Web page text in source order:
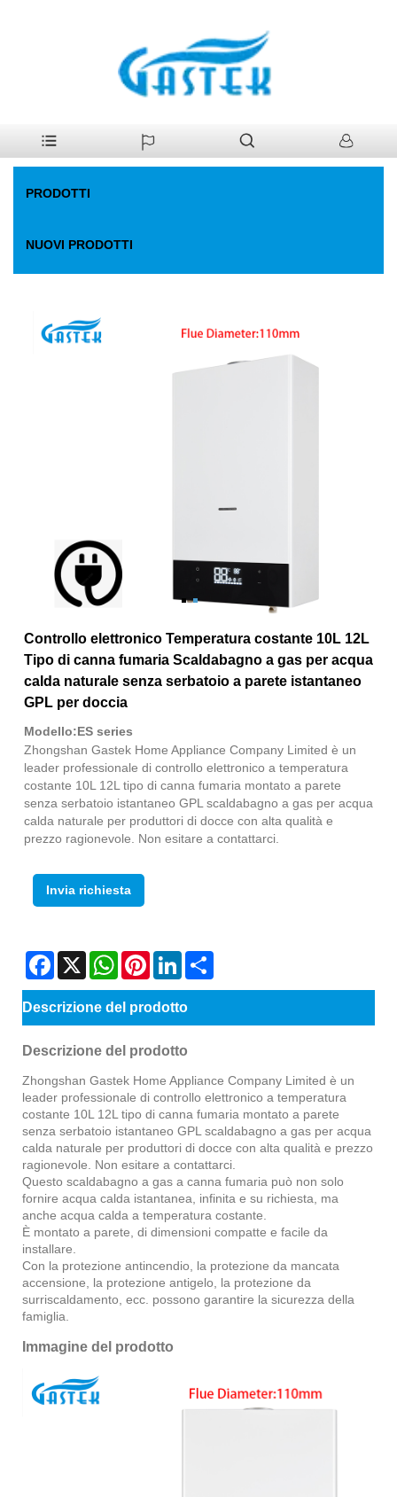
Temp costante alimentata
dall'elettricità di cannoni. Sallo di acqua a gas
PRODOTTI
NUOVI PRODOTTI
Controllo elettronico Temperatura costante 10L 12L
Tipo di canna fumaria Scaldabagno a gas per acqua
calda naturale senza serbatoio a parete istantaneo
GPL per doccia
Modello:ES series
Zhongshan Gastek Home Appliance Company Limited è un
leader professionale di controllo elettronico a temperatura
costante 10L 12L tipo di canna fumaria montato a parete
senza serbatoio istantaneo GPL scaldabagno a gas per acqua
calda naturale per produttori di docce con alta qualità e
prezzo ragionevole. Non esitare a contattarci.
Invia richiesta
Facebook
X WhatsAppPinterestLinkedIn
Descrizione del prodotto
Descrizione del prodotto
Zhongshan Gastek Home Appliance Company Limited è un
leader professionale di controllo elettronico a temperatura
costante 10L 12L tipo di canna fumaria montato a parete
senza serbatoio istantaneo GPL scaldabagno a gas per acqua
calda naturale per produttori di docce con alta qualità e prezzo
ragionevole. Non esitare a contattarci.
Questo scaldabagno a gas a canna fumaria può non solo
fornire acqua calda istantanea, infinita e su richiesta, ma
anche acqua calda a temperatura costante.
È montato a parete, di dimensioni compatte e facile da
installare.
Con la protezione antincendio, la protezione da mancata
accensione, la protezione antigelo, la protezione da
surriscaldamento, ecc. possono garantire la sicurezza della
famiglia.
Immagine del prodotto